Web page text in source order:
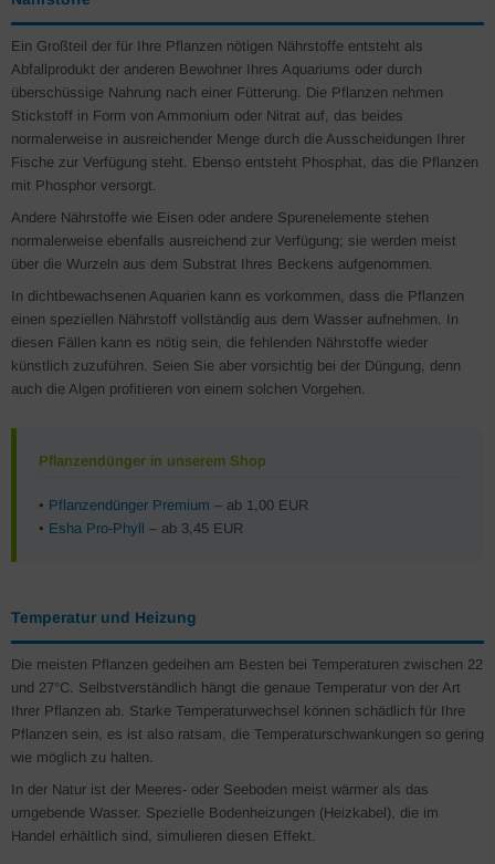
Ein Großteil der für Ihre Pflanzen nötigen Nährstoffe entsteht als
Abfallprodukt der anderen Bewohner Ihres Aquariums oder durch
überschüssige Nahrung nach einer Fütterung. Die Pflanzen nehmen
Stickstoff in Form von Ammonium oder Nitrat auf, das beides
normalerweise in ausreichender Menge durch die Ausscheidungen Ihrer
Fische zur Verfügung steht. Ebenso entsteht Phosphat, das die Pflanzen
mit Phosphor versorgt.
Andere Nährstoffe wie Eisen oder andere Spurenelemente stehen
normalerweise ebenfalls ausreichend zur Verfügung; sie werden meist
über die Wurzeln aus dem Substrat Ihres Beckens aufgenommen.
In dichtbewachsenen Aquarien kann es vorkommen, dass die Pflanzen
einen speziellen Nährstoff vollständig aus dem Wasser aufnehmen. In
diesen Fällen kann es nötig sein, die fehlenden Nährstoffe wieder
künstlich zuzuführen. Seien Sie aber vorsichtig bei der Düngung, denn
auch die Algen profitieren von einem solchen Vorgehen.
Pflanzendünger in unserem Shop
• Pflanzendünger Premium – ab 1,00 EUR
• Esha Pro-Phyll – ab 3,45 EUR
Temperatur und Heizung
Die meisten Pflanzen gedeihen am Besten bei Temperaturen zwischen 22
und 27°C. Selbstverständlich hängt die genaue Temperatur von der Art
Ihrer Pflanzen ab. Starke Temperaturwechsel können schädlich für Ihre
Pflanzen sein, es ist also ratsam, die Temperaturschwankungen so gering
wie möglich zu halten.
In der Natur ist der Meeres- oder Seeboden meist wärmer als das
umgebende Wasser. Spezielle Bodenheizungen (Heizkabel), die im
Handel erhältlich sind, simulieren diesen Effekt.